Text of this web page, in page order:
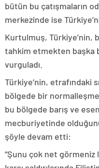
bütün bu çatışmaların
merkezinde ise
Kurtulmuş, Türkiye’nin,
tahkim etmekten başka
vurguladı.
Türkiye’nin, etrafındaki
bölgede bir
bu bölgede barış ve
mecburiyetinde
şöyle devam etti:
“Şunu çok net görmeniz